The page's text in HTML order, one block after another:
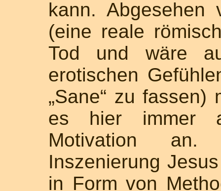
kann. Abgesehen
(eine reale
Tod und wäre
erotischen
„Sane“ zu fassen)
es hier immer
Motivation
Inszenierung
in Form von